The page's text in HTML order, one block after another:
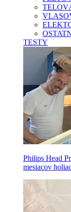
TESTY
Philips Head
mesiacov